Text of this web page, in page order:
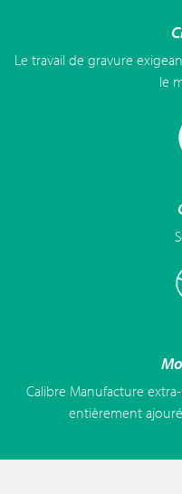
Le travail de gravure
le
Calibre Manufacture
entièrement